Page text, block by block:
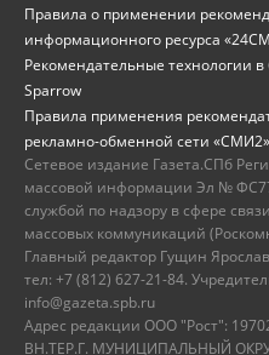
Правила о применении
информационного ресурса
Рекомендательные технологии
Sparrow
Правила применения
рекламно-обменной сети «СМИ2»
Сетевое издание Газета.СПб
массовой информации Эл №
службой по надзору в сфере
массовых коммуникаций
Главный редактор Гущин
тел: +7 (812) 627-21-84.
info@gazeta.spb.ru
Адрес редакции ООО "Рост":
ВН.ТЕР.Г. МУНИЦИПАЛЬНЫЙ